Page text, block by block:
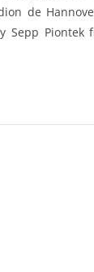
de
Sepp Piontek